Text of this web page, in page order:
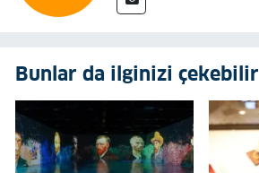
Bunlar da ilginizi çekebilir